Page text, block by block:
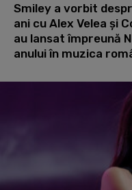
Smiley a vorbit
ani cu Alex Velea și
au lansat împreună
anului în muzica